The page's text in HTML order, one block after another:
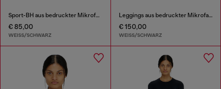
Sport-BH aus bedruckter Mikrofaser
€ 85,00
WEISS/SCHWARZ
Leggings aus bedruckter Mikrofaser
€ 150,00
WEISS/SCHWARZ